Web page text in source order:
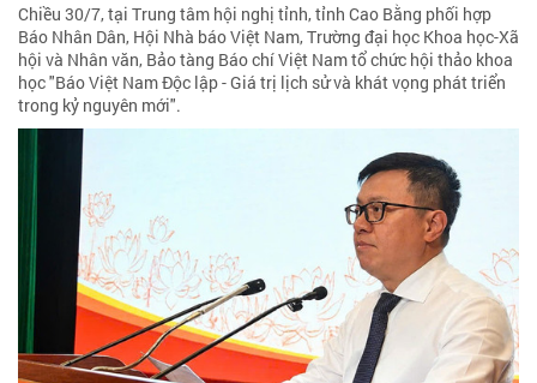
Chiều 30/7, tại Trung tâm hội nghị tỉnh, tỉnh Cao Bằng phối hợp
Báo Nhân Dân, Hội Nhà báo Việt Nam, Trường đại học Khoa học-Xã
hội và Nhân văn, Bảo tàng Báo chí Việt Nam tổ chức hội thảo khoa
học "Báo Việt Nam Độc lập - Giá trị lịch sử và khát vọng phát triển
trong kỷ nguyên mới".